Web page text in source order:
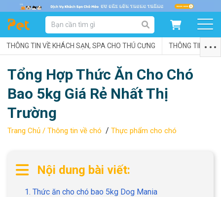
DANH MỤC SẢN PHẨM
SẢN PHẨM DÀNH CHO MÈO SẢN PHẨM DÀNH CHO CHÓ
SẨN PHẨM THEO THƯƠNG HIỆU
THÔNG TIN VỀ KHÁCH SẠN, SPA CHO THÚ CƯNG THÔNG TIN VỀ
Tổng Hợp Thức Ăn Cho Chó
Bao 5kg Giá Rẻ Nhất Thị
Trường
Trang Chủ / Thông tin về chó / Thực phẩm cho chó
Nội dung bài viết:
1. Thức ăn cho chó bao 5kg Dog Mania